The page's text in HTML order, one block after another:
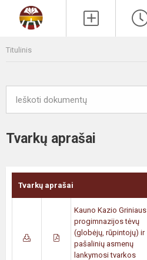
Titulinis
Tvarkų aprašai
Tvarkų aprašai
Kauno Kazio Griniaus
progimnazijos tėvų
(globėjų, rūpintojų) ir
pašalinių asmenų
lankymosi tvarkos